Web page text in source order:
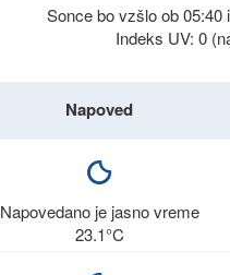
Sonce bo vzšlo ob 05:40
Indeks UV: 0
Napoved
Napovedano je jasno vreme
23.1°C